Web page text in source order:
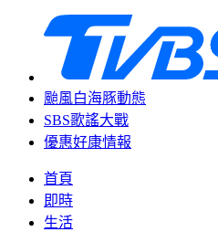
颱風白海豚動態
SBS歌謠大戰
優惠好康情報
首頁
即時
生活